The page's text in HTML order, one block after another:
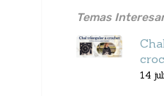
Temas
14